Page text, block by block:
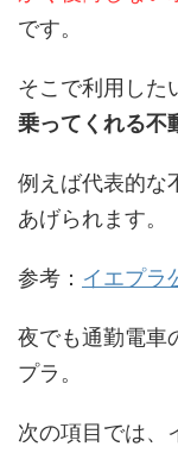
です。
そこで利用した
乗ってくれる不
例えば代表的な
あげられます。
参考： イエプラ
夜でも通勤電車
プラ。
次の項目では、